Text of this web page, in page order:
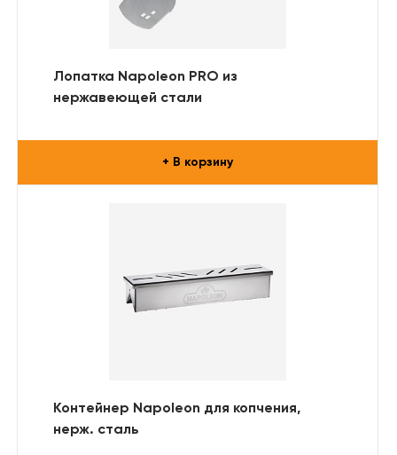
Лопатка Napoleon PRO из
нержавеющей стали
+ В корзину
Контейнер Napoleon для копчения,
нерж. сталь